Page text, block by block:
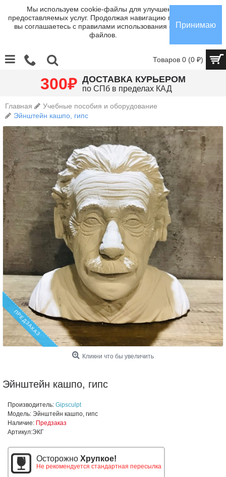
Мы используем cookie-файлы для улучшения
предоставляемых услуг. Продолжая навигацию по сайту,
вы соглашаетесь с правилами использования cookie-
файлов.
Принимаю
Товаров 0 (0 ₽)
300₽ ДОСТАВКА КУРЬЕРОМ
по СПб в пределах КАД
Главная
Учебные пособия и оборудование
Эйнштейн кашпо, гипс
ПРЕДЗАКАЗ
Кликни что бы увеличить
Эйнштейн кашпо, гипс
Производитель: Gipsculpt
Модель: Эйнштейн кашпо, гипс
Наличие: Предзаказ
Артикул:ЭКГ
Осторожно Хрупкое!
Не рекомендуется стандартная пересылка